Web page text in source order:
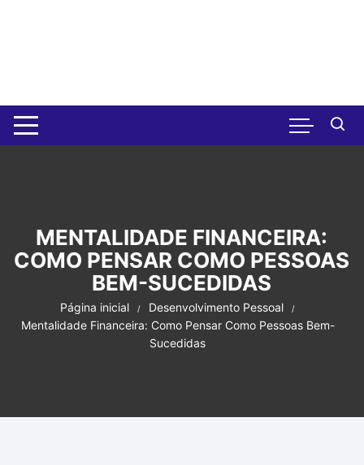
MENTALIDADE FINANCEIRA:
COMO PENSAR COMO PESSOAS
BEM-SUCEDIDAS
Página inicial
Desenvolvimento Pessoal
Mentalidade Financeira: Como Pensar Como Pessoas Bem-
Sucedidas